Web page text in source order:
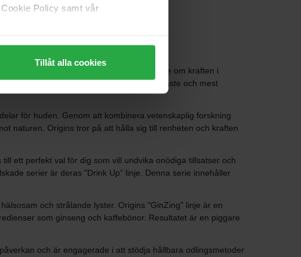
Policy samt vår
Tillåt alla cookies
Med en grundläggande övertygelse om kraften i
engagerat sig för att använda de renaste och mest
för huden. Genom att kombinera vetenskaplig forskning
naturen. Origins tror på att hålla sig till renheten och kraften
ett perfekt val för dig som vill undvika onödiga tillsatser och
serier är deras "Drink Up" linje. Denna serie innehåller
och strålande lyster. Origins "GinZing" linje är en
som ginseng och kaffebönor. Resultatet är en piggare
och är engagerade i att stödja hållbara odlingsmetoder